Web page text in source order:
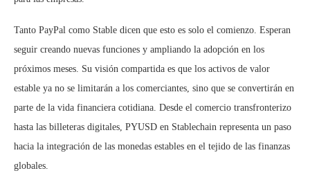
Tanto PayPal como Stable dicen que esto es solo el comienzo. Esperan
seguir creando nuevas funciones y ampliando la adopción en los
próximos meses. Su visión compartida es que los activos de valor
estable ya no se limitarán a los comerciantes, sino que se convertirán en
parte de la vida financiera cotidiana. Desde el comercio transfronterizo
hasta las billeteras digitales, PYUSD en Stablechain representa un paso
hacia la integración de las monedas estables en el tejido de las finanzas
globales.